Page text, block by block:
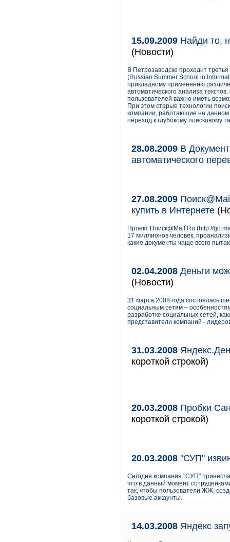
15.09.2009 Найди то,
(Новости)
В Петрозаводске проходит
(Russian Summer School in
прикладному применению
автоматического анализа
пользователей важно иметь
При этом старые технологии
компании, работающие на данном
переход к глубокому поисковому
28.08.2009 В
автоматического
27.08.2009
купить в Интернете
Проект Поиск@Mail.Ru (http://
17 миллионов человек,
какие документы чаще всего
02.04.2008 Деньги
(Новости)
31 марта 2008 года состоялась
социальным сетям –
разработке социальных сетей,
представители компаний -
31.03.2008
короткой строкой)
20.03.2008 Пробки
короткой строкой)
20.03.2008 "СУП"
Сегодня компания "СУП"
что в данный момент
так, чтобы пользователи ЖЖ,
базовые аккаунты.
14.03.2008 Яндекс